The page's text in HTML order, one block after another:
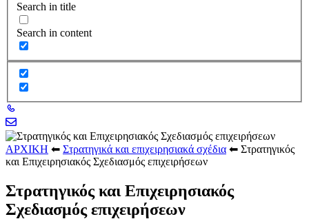
Search in title
Search in content
ΑΡΧΙΚΗ ⬅ Στρατηγικά και επιχειρησιακά σχέδια ⬅ Στρατηγικός
και Επιχειρησιακός Σχεδιασμός επιχειρήσεων
Στρατηγικός και Επιχειρησιακός
Σχεδιασμός επιχειρήσεων